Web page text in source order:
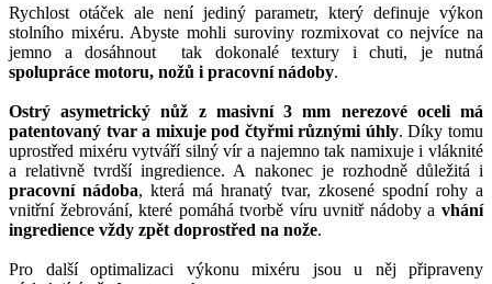
Rychlost otáček ale není jediný parametr, který definuje výkon
stolního mixéru. Abyste mohli suroviny rozmixovat co nejvíce na
jemno a dosáhnout tak dokonalé textury i chuti, je nutná
spolupráce motoru, nožů i pracovní nádoby.
Ostrý asymetrický nůž z masivní 3 mm nerezové oceli má
patentovaný tvar a mixuje pod čtyřmi různými úhly. Díky tomu
uprostřed mixéru vytváří silný vír a najemno tak namixuje i vláknité
a relativně tvrdší ingredience. A nakonec je rozhodně důležitá i
pracovní nádoba, která má hranatý tvar, zkosené spodní rohy a
vnitřní žebrování, které pomáhá tvorbě víru uvnitř nádoby a vhání
ingredience vždy zpět doprostřed na nože.
Pro další optimalizaci výkonu mixéru jsou u něj připraveny